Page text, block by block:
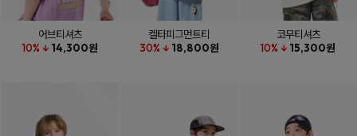
어브티셔츠
10% ↓ 14,300원
켈타피그먼트티
30% ↓ 18,800원
코무티셔츠
10% ↓ 15,300원